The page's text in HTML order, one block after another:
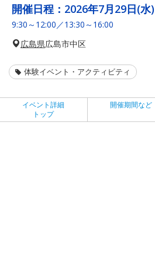
開催日程： 2026年7月29日(水)
9:30～12:00／13:30～16:00
広島県広島市中区
体験イベント・アクティビティ
イベント詳細
トップ
開催期間など